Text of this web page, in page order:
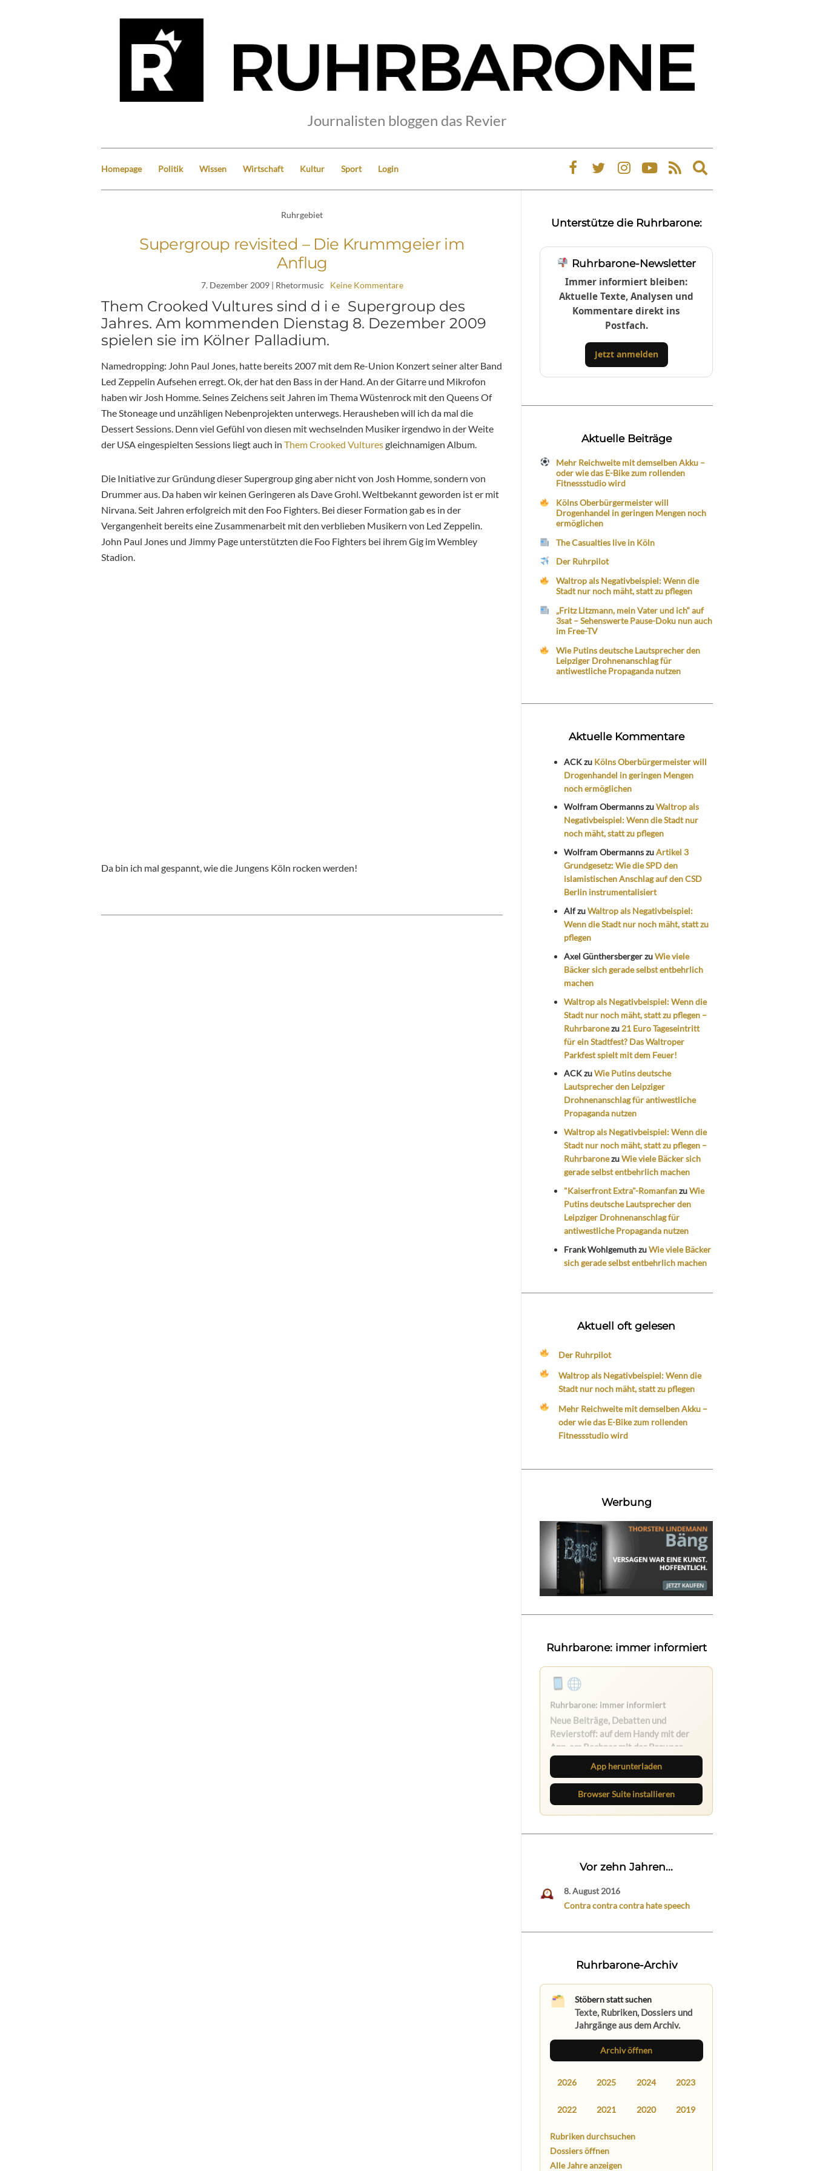
Journalisten bloggen das Revier
Homepage Politik Wissen Wirtschaft Kultur Sport Login
Expand
search
Ruhrgebiet
Supergroup revisited – Die Krummgeier im
Anflug
7. Dezember 2009| Rhetormusic Keine Kommentare
Them Crooked Vultures sind d i e Supergroup des
Jahres. Am kommenden Dienstag 8. Dezember 2009
spielen sie im Kölner Palladium.
Namedropping: John Paul Jones, hatte bereits 2007 mit dem Re-Union Konzert seiner alter Band
Led Zeppelin Aufsehen erregt. Ok, der hat den Bass in der Hand. An der Gitarre und Mikrofon
haben wir Josh Homme. Seines Zeichens seit Jahren im Thema Wüstenrock mit den Queens Of
The Stoneage und unzähligen Nebenprojekten unterwegs. Herausheben will ich da mal die
Dessert Sessions. Denn viel Gefühl von diesen mit wechselnden Musiker irgendwo in der Weite
der USA eingespielten Sessions liegt auch in Them Crooked Vulturesgleichnamigen Album.
Die Initiative zur Gründung dieser Supergroup ging aber nicht von Josh Homme, sondern von
Drummer aus. Da haben wir keinen Geringeren als Dave Grohl. Weltbekannt geworden ist er mit
Nirvana. Seit Jahren erfolgreich mit den Foo Fighters. Bei dieser Formation gab es in der
Vergangenheit bereits eine Zusammenarbeit mit den verblieben Musikern von Led Zeppelin.
John Paul Jones und Jimmy Page unterstützten die Foo Fighters bei ihrem Gig im Wembley
Stadion.
Da bin ich mal gespannt, wie die Jungens Köln rocken werden!
Unterstütze die Ruhrbarone:
Ruhrbarone-Newsletter
Immer informiert bleiben:
Aktuelle Texte, Analysen und
Kommentare direkt ins
Postfach.
Jetzt anmelden
Aktuelle Beiträge
Mehr Reichweite mit demselben Akku –
oder wie das E-Bike zum rollenden
Fitnessstudio wird
Kölns Oberbürgermeister will
Drogenhandel in geringen Mengen noch
ermöglichen
The Casualties live in Köln
Der Ruhrpilot
Waltrop als Negativbeispiel: Wenn die
Stadt nur noch mäht, statt zu pflegen
„Fritz Litzmann, mein Vater und ich“ auf
3sat – Sehenswerte Pause-Doku nun auch
im Free-TV
Wie Putins deutsche Lautsprecher den
Leipziger Drohnenanschlag für
antiwestliche Propaganda nutzen
Aktuelle Kommentare
ACKzu Kölns Oberbürgermeister will
Drogenhandel in geringen Mengen
noch ermöglichen
Wolfram ObermannszuWaltrop als
Negativbeispiel: Wenn die Stadt nur
noch mäht, statt zu pflegen
Wolfram ObermannszuArtikel 3
Grundgesetz: Wie die SPD den
islamistischen Anschlag auf den CSD
Berlin instrumentalisiert
AlfzuWaltrop als Negativbeispiel:
Wenn die Stadt nur noch mäht, statt zu
pflegen
Axel GünthersbergerzuWie viele
Bäcker sich gerade selbst entbehrlich
machen
Waltrop als Negativbeispiel: Wenn die
Stadt nur noch mäht, statt zu pflegen –
Ruhrbaronezu 21 Euro Tageseintritt
für ein Stadtfest? Das Waltroper
Parkfest spielt mit dem Feuer!
ACKzuWie Putins deutsche
Lautsprecher den Leipziger
Drohnenanschlag für antiwestliche
Propaganda nutzen
Waltrop als Negativbeispiel: Wenn die
Stadt nur noch mäht, statt zu pflegen –
RuhrbaronezuWie viele Bäcker sich
gerade selbst entbehrlich machen
"Kaiserfront Extra"-RomanfanzuWie
Putins deutsche Lautsprecher den
Leipziger Drohnenanschlag für
antiwestliche Propaganda nutzen
Frank WohlgemuthzuWie viele Bäcker
sich gerade selbst entbehrlich machen
Aktuell oft gelesen
Der Ruhrpilot
Waltrop als Negativbeispiel: Wenn die
Stadt nur noch mäht, statt zu pflegen
Mehr Reichweite mit demselben Akku –
oder wie das E-Bike zum rollenden
Fitnessstudio wird
Werbung
Ruhrbarone: immer informiert
Lies unterwegs weiter, speichere
Beiträge und behalte neue Texte
direkt im Browser im Blick.
App herunterladen
Browser Suite installieren
Vor zehn Jahren...
8. August 2016
Contra contra contra hate speech
Ruhrbarone-Archiv
Stöbern statt suchen
Texte, Rubriken, Dossiers und
Jahrgänge aus dem Archiv.
Archiv öffnen
2026 2025 2024 2023
2022 2021 2020 2019
Rubriken durchsuchen
Dossiers öffnen
Alle Jahre anzeigen